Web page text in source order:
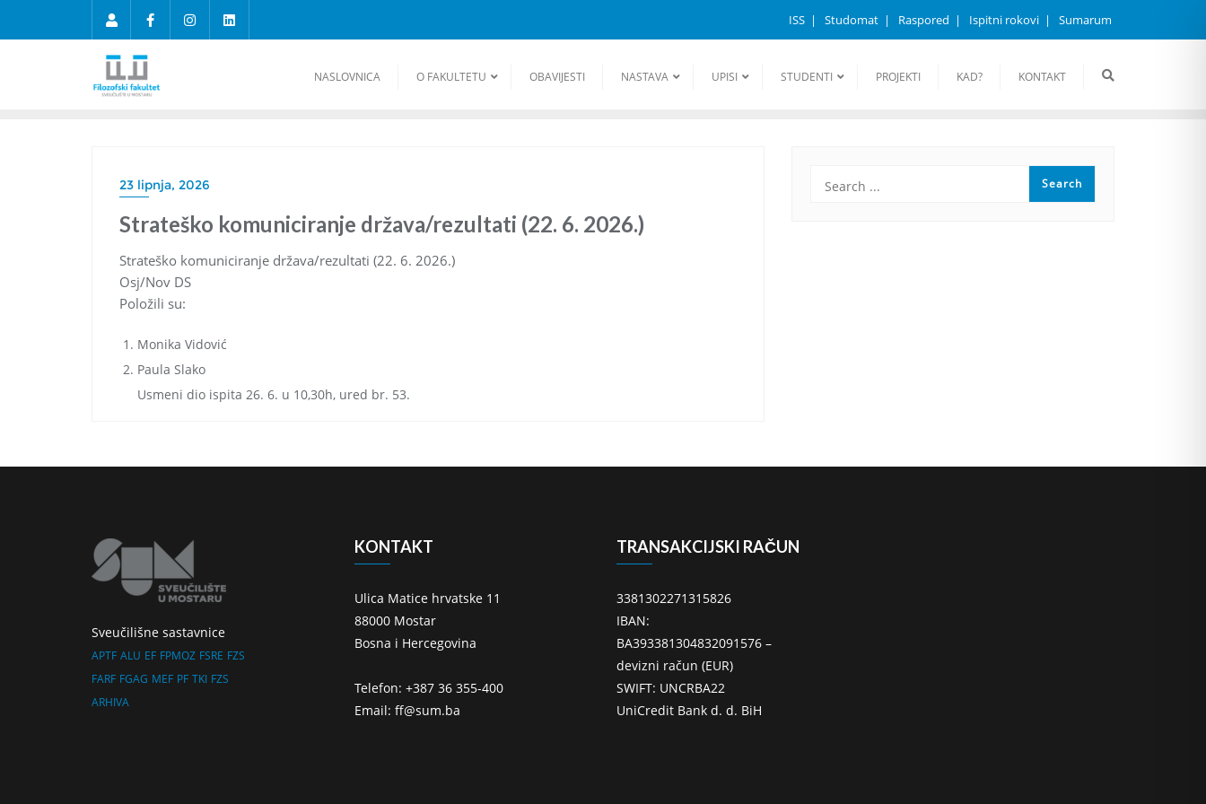
ISS Studomat Raspored Ispitni rokovi Sumarum
NASLOVNICA O FAKULTETU OBAVIJESTI NASTAVA UPISI STUDENTI PROJEKTI KAD? KONTAKT
23 lipnja, 2026
Strateško komuniciranje država/rezultati (22. 6. 2026.)
Strateško komuniciranje država/rezultati (22. 6. 2026.)
Osj/Nov DS
Položili su:
Monika Vidović
Paula Slako
Usmeni dio ispita 26. 6. u 10,30h, ured br. 53.
Sveučilišne sastavnice
APTF ALU EF FPMOZ FSRE FZS
FARF FGAG MEF PF TKI FZS
ARHIVA
KONTAKT
Ulica Matice hrvatske 11
88000 Mostar
Bosna i Hercegovina
Telefon: +387 36 355-400
Email: ff@sum.ba
TRANSAKCIJSKI RAČUN
3381302271315826
IBAN:
BA393381304832091576 –
devizni račun (EUR)
SWIFT: UNCRBA22
UniCredit Bank d. d. BiH